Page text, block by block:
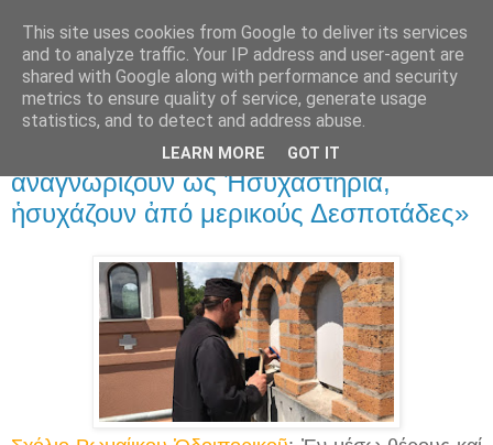
31 Αυγ 2018
Ἅγιος Παΐσιος: «Μέ τό νά τά
ἀναγνωρίζουν ὡς Ἡσυχαστήρια,
ἡσυχάζουν ἀπό μερικούς Δεσποτάδες»
This site uses cookies from Google to deliver its services
and to analyze traffic. Your IP address and user-agent are
shared with Google along with performance and security
metrics to ensure quality of service, generate usage
statistics, and to detect and address abuse.
LEARN MORE GOT IT